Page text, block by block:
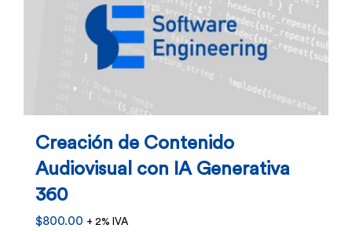
Creación de Contenido
Audiovisual con IA Generativa
360
$800.00 + 2% IVA